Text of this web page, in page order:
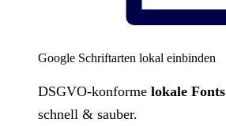
Google Schriftarten lokal einbinden
DSGVO-konforme lokale Fonts
schnell & sauber.